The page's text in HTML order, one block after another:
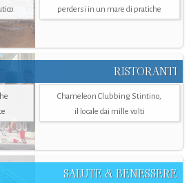
perdersi in un mare di pratiche
RISTORANTI
Chameleon Clubbing Stintino,
il locale dai mille volti
SALUTE & BENESSERE